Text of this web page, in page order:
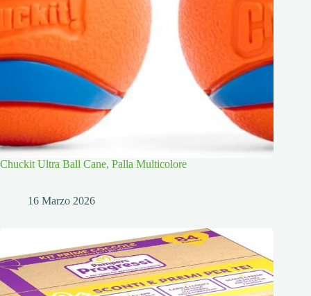
Chuckit Ultra Ball Cane, Palla Multicolore
16 Marzo 2026